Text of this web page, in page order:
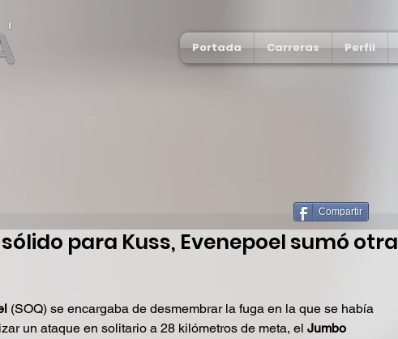
Portada Carreras Perfil
Compartir
para Kuss, Evenepoel sumó otra
(SOQ) se encargaba de desmembrar la fuga en la que se había
un ataque en solitario a 28 kilómetros de meta, el Jumbo